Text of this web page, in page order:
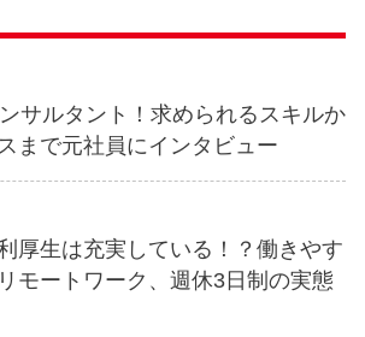
サルタント！求められるスキルか
まで元社員にインタビュー
厚生は充実している！？働きやす
モートワーク、週休3日制の実態